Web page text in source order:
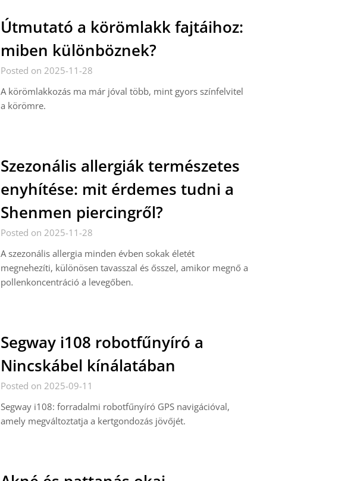
Útmutató a körömlakk fajtáihoz:
miben különböznek?
Posted on 2025-11-28
A körömlakkozás ma már jóval több, mint gyors színfelvitel
a körömre.
Szezonális allergiák természetes
enyhítése: mit érdemes tudni a
Shenmen piercingről?
Posted on 2025-11-28
A szezonális allergia minden évben sokak életét
megnehezíti, különösen tavasszal és ősszel, amikor megnő a
pollenkoncentráció a levegőben.
Segway i108 robotfűnyíró a
Nincskábel kínálatában
Posted on 2025-09-11
Segway i108: forradalmi robotfűnyíró GPS navigációval,
amely megváltoztatja a kertgondozás jövőjét.